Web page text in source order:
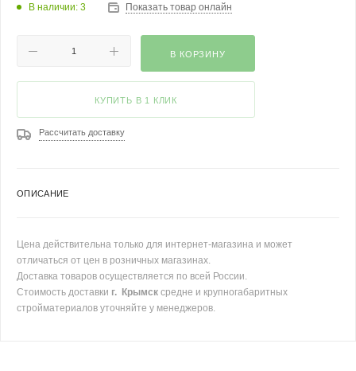
В наличии: 3 Показать товар онлайн
В КОРЗИНУ
КУПИТЬ В 1 КЛИК
Рассчитать доставку
ОПИСАНИЕ
Цена действительна только для интернет-магазина и может
отличаться от цен в розничных магазинах.
Доставка товаров осуществляется по всей России.
Стоимость доставки г. Крымск средне и крупногабаритных
стройматериалов уточняйте у менеджеров.